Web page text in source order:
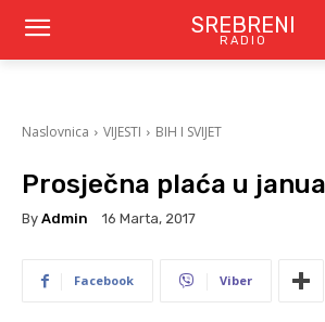
SREBRENI
RADIO
Naslovnica VIJESTI BIH I SVIJET
Prosječna plaća u
By Admin 16 Marta, 2017
Facebook Viber